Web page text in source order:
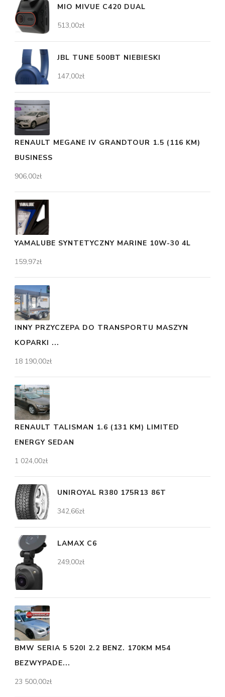
MIO MIVUE C420 DUAL
513,00zł
JBL TUNE 500BT NIEBIESKI
147,00zł
RENAULT MEGANE IV GRANDTOUR 1.5 (116 KM)
BUSINESS
906,00zł
YAMALUBE SYNTETYCZNY MARINE 10W-30 4L
159,97zł
INNY PRZYCZEPA DO TRANSPORTU MASZYN
KOPARKI ...
18 190,00zł
RENAULT TALISMAN 1.6 (131 KM) LIMITED
ENERGY SEDAN
1 024,00zł
UNIROYAL R380 175R13 86T
342,66zł
LAMAX C6
249,00zł
BMW SERIA 5 520I 2.2 BENZ. 170KM M54
BEZWYPADE...
23 500,00zł